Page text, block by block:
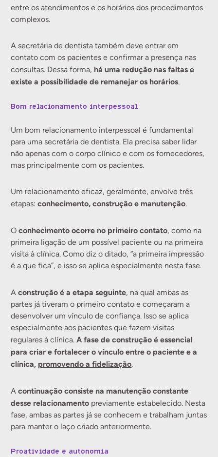
entre os atendimentos e os horários dos procedimentos
complexos.
A secretária de dentista também deve entrar em
contato com os pacientes e confirmar a presença nas
consultas. Dessa forma, há uma redução nas faltas e
existe a possibilidade de remanejar os horários.
Bom relacionamento interpessoal
Um bom relacionamento interpessoal é fundamental
para uma secretária de dentista. Ela precisa saber lidar
não apenas com o corpo clínico e com os fornecedores,
mas principalmente com os pacientes.
Um relacionamento eficaz, geralmente, envolve três
etapas:conhecimento, construção e manutenção.
Oconhecimento ocorre no primeiro contato, como na
primeira ligação de um possível paciente ou na primeira
visita à clínica. Como diz o ditado, “a primeira impressão
é a que fica”, e isso se aplica especialmente nesta fase.
Aconstrução é a etapa seguinte, na qual ambas as
partes já tiveram o primeiro contato e começaram a
desenvolver um vínculo de confiança. Isso se aplica
especialmente aos pacientes que fazem visitas
regulares à clínica.A fase de construção é essencial
para criar e fortalecer o vínculo entre o paciente e a
clínica, promovendo a fidelização.
Acontinuação consiste na manutenção constante
desse relacionamento previamente estabelecido. Nesta
fase, ambas as partes já se conhecem e trabalham juntas
para manter o laço criado anteriormente.
Proatividade e autonomia